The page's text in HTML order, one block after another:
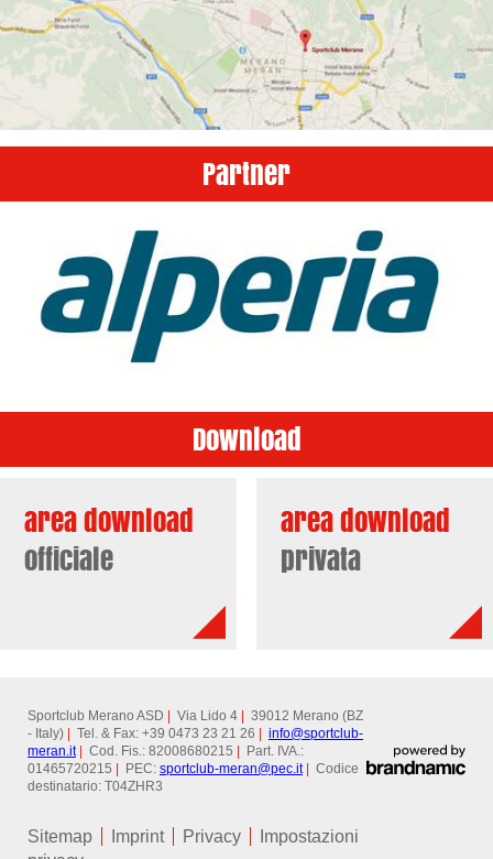
Partner
Download
area download
officiale
area download
privata
Sportclub Merano ASD Via Lido 4
39012 Merano (BZ
- Italy)
Tel. & Fax: +39 0473 23 21 26 info@sportclub-
meran.it
Cod. Fis.: 82008680215
Part. IVA.:
01465720215
PEC: sportclub-meran@pec.it
Codice
destinatario: T04ZHR3
Sitemap Imprint Privacy
Impostazioni